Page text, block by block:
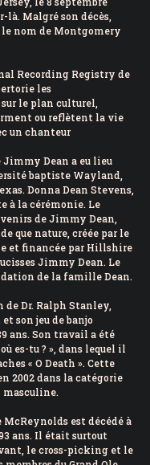
là. Malgré son décès,
nom de Montgomery
Recording Registry de
les
le plan culturel,
ou reflètent la vie
un chanteur
Jimmy Dean a eu lieu
baptiste Wayland,
Donna Dean Stevens,
à la cérémonie. Le
de Jimmy Dean,
que nature, créée par le
et financée par Hillshire
Jimmy Dean. Le
de la famille Dean.
de Dr. Ralph Stanley,
son jeu de banjo
ans. Son travail a été
es-tu ? », dans lequel il
« O Death ». Cette
2002 dans la catégorie
est décédé à
ans. Il était surtout
le cross-picking et le